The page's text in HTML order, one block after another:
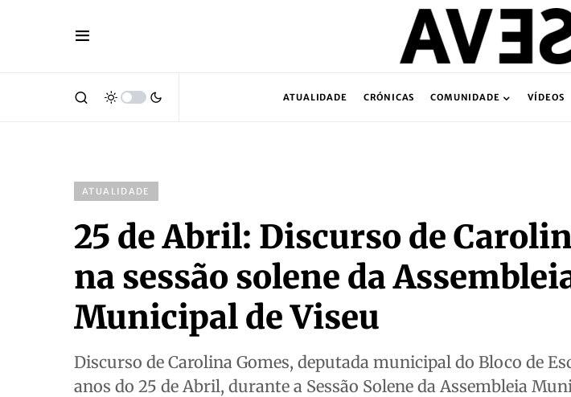
ATUALIDADE CRÓNICAS COMUNIDADE VÍDEOS
ATUALIDADE
25 de Abril: Discurso de
na sessão solene da
Municipal de Viseu
Discurso de Carolina Gomes, deputada municipal do Bloco de
anos do 25 de Abril, durante a Sessão Solene da Assembleia